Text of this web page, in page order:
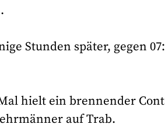
Stunden später, gegen
hielt ein brennender
auf Trab.